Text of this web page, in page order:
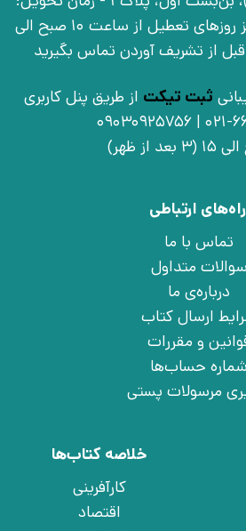
شنبه تا چهارشنبه به جز روزهای تعطیل از ساعت 10 صبح الی
ثبت تیکت از طریق پنل کاربری
راه‌های ارتباطی
تماس با ما
سوالات متداول
درباره‌ی ما
ارسال کتاب
و مقررات
شماره حساب‌ها
مرسولات پستی
خلاصه کتاب‌ها
کارآفرینی
اقتصاد